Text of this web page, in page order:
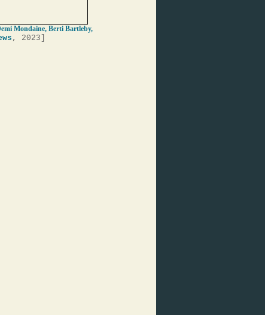
Mondaine, Berti Bartleby,
, 2023]